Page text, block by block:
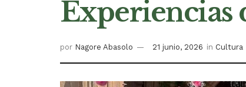
Experiencias
por Nagore Abasolo 21 junio, 2026 in Cultura